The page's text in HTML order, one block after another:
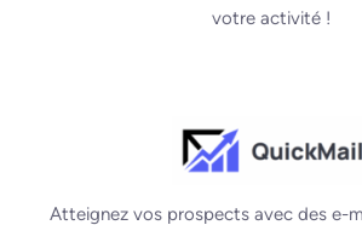
votre activité !
Atteignez vos prospects avec des e-